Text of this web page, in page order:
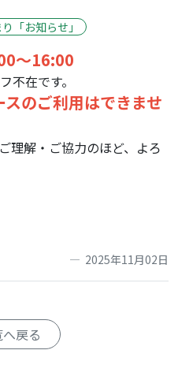
「お知らせ」
～16:00
不在です。
スのご利用はできませ
理解・ご協力のほど、よろ
2025年11月02日
戻る